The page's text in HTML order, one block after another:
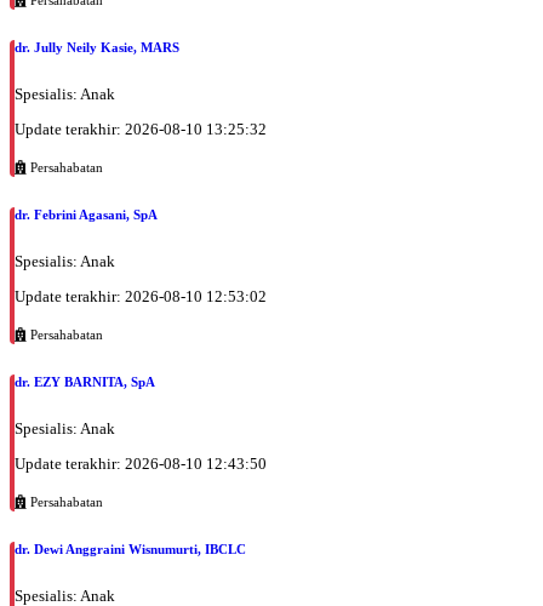
dr. Jully Neily Kasie, MARS
Spesialis: Anak
Update terakhir: 2026-08-10 13:25:32
Persahabatan
dr. Febrini Agasani, SpA
Spesialis: Anak
Update terakhir: 2026-08-10 12:53:02
Persahabatan
dr. EZY BARNITA, SpA
Spesialis: Anak
Update terakhir: 2026-08-10 12:43:50
Persahabatan
dr. Dewi Anggraini Wisnumurti, IBCLC
Spesialis: Anak